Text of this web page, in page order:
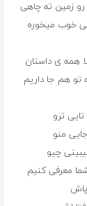
رو زمین ته چاهی
خوب میخوره
همه ی داستان
تو هم جا داریم
ترو
منو
چیو
معرفی کنیم